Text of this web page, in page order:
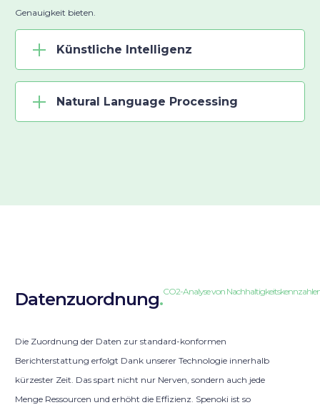
Genauigkeit bieten.
Künstliche Intelligenz
Natural Language Processing
Datenzuordnung.CO2-Analyse von
Die Zuordnung der Daten zur standard-konformen
Berichterstattung erfolgt Dank unserer Technologie innerhalb
kürzester Zeit. Das spart nicht nur Nerven, sondern auch jede
Menge Ressourcen und erhöht die Effizienz. Spenoki ist so